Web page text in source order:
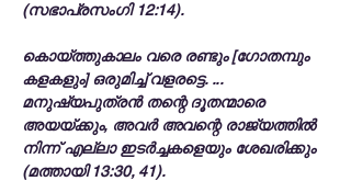
(സഭാപ്രസംഗി 12:14).
കൊയ്ത്തുകാലം വരെ രണ്ടും [ഗോതമ്പും
കളകളും] ഒരുമിച്ച് വളരട്ടെ. ...
മനുഷ്യപുത്രൻ തന്റെ ദൂതന്മാരെ
അയയ്ക്കും, അവർ അവന്റെ രാജ്യത്തിൽ
നിന്ന് എല്ലാ ഇടർച്ചകളെയും ശേഖരിക്കും
(മത്തായി 13:30, 41).